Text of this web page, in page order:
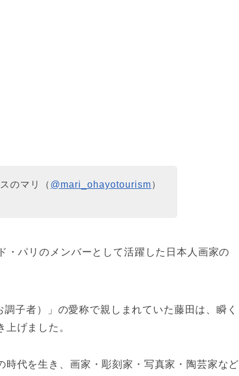
のマリ（ @mari_ohayotourism）
・パリのメンバーとして活躍した日本人画家の
調子者）」の愛称で親しまれていた藤田は、瞬く
げました。
代を生き、画家・彫刻家・写真家・陶芸家など